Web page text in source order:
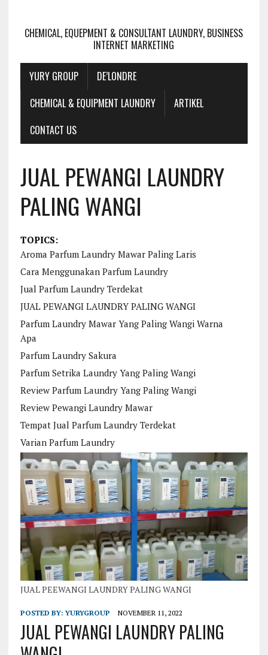
CHEMICAL, EQUEPMENT & CONSULTANT LAUNDRY, BUSINESS
INTERNET MARKETING
YURY GROUP
DE’LONDRE
CHEMICAL & EQUIPMENT LAUNDRY
ARTIKEL
CONTACT US
JUAL PEWANGI LAUNDRY
PALING WANGI
TOPICS:
Aroma Parfum Laundry Mawar Paling Laris
Cara Menggunakan Parfum Laundry
Jual Parfum Laundry Terdekat
JUAL PEWANGI LAUNDRY PALING WANGI
Parfum Laundry Mawar Yang Paling Wangi Warna
Apa
Parfum Laundry Sakura
Parfum Setrika Laundry Yang Paling Wangi
Review Parfum Laundry Yang Paling Wangi
Review Pewangi Laundry Mawar
Tempat Jual Parfum Laundry Terdekat
Varian Parfum Laundry
JUAL PEEWANGI LAUNDRY PALING WANGI
POSTED BY:YURYGROUP NOVEMBER 11, 2022
JUAL PEWANGI LAUNDRY PALING